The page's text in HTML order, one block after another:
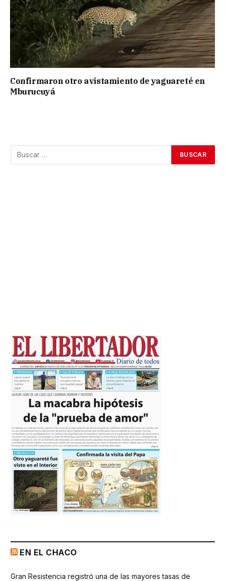
Confirmaron otro avistamiento de yaguareté en
Mburucuyá
EN EL CHACO
Gran Resistencia registró una de las mayores tasas de